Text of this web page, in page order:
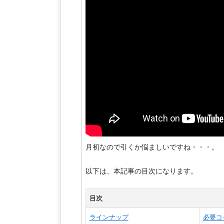
月初なので引くか悩ましいですね・・・。
以下は、本記事の目次になります。
目次
ラインナップ 必要